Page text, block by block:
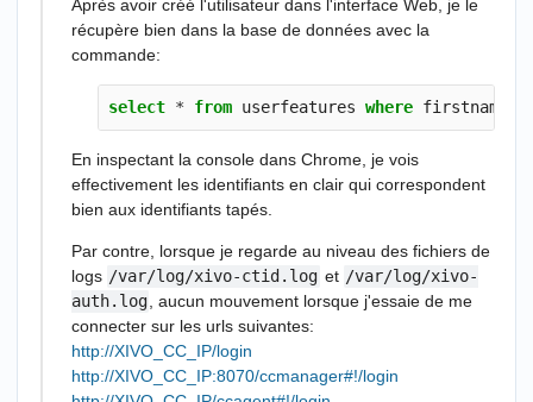
Après avoir créé l'utilisateur dans l'interface Web, je le
récupère bien dans la base de données avec la
commande:
select * from userfeatures where firstname
En inspectant la console dans Chrome, je vois
effectivement les identifiants en clair qui correspondent
bien aux identifiants tapés.
Par contre, lorsque je regarde au niveau des fichiers de
logs /var/log/xivo-ctid.log et /var/log/xivo-
auth.log, aucun mouvement lorsque j'essaie de me
connecter sur les urls suivantes:
http://XIVO_CC_IP/login
http://XIVO_CC_IP:8070/ccmanager#!/login